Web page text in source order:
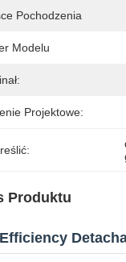
Pochodzenia
Modelu
Projektowe:
Produktu